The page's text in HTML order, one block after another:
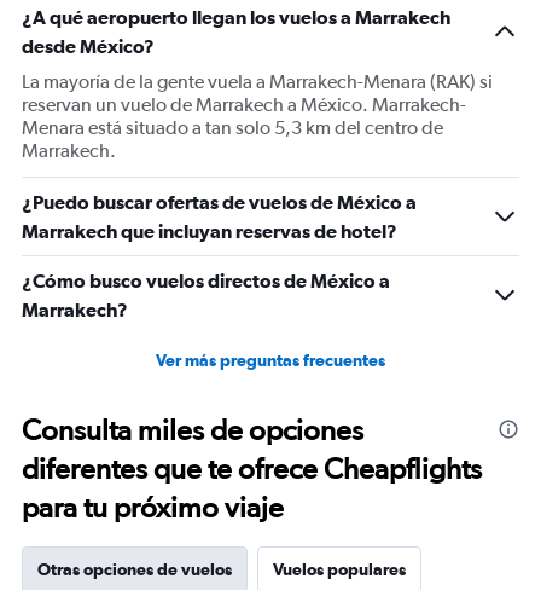
Y
axis
displaying
values.
Range:
0
to
¿A qué aeropuerto llegan los vuelos a Marrakech
desde México?
La mayoría de la gente vuela a Marrakech-Menara (RAK) si
reservan un vuelo de Marrakech a México. Marrakech-
Menara está situado a tan solo 5,3 km del centro de
Marrakech.
¿Puedo buscar ofertas de vuelos de México a
Marrakech que incluyan reservas de hotel?
¿Cómo busco vuelos directos de México a
Marrakech?
Ver más preguntas frecuentes
Consulta miles de opciones
diferentes que te ofrece Cheapflights
para tu próximo viaje
Otras opciones de vuelos Vuelos populares